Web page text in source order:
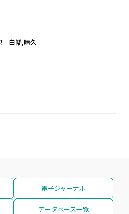
白幡,晴久
電子ジャーナル
データベース一覧